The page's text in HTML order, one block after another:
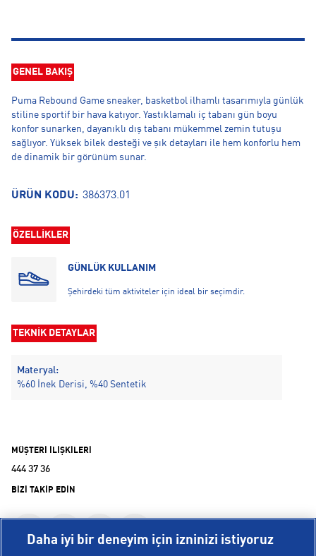
GENEL BAKIŞ
Puma Rebound Game sneaker, basketbol ilhamlı tasarımıyla günlük
stiline sportif bir hava katıyor. Yastıklamalı iç tabanı gün boyu
konfor sunarken, dayanıklı dış tabanı mükemmel zemin tutuşu
sağlıyor. Yüksek bilek desteği ve şık detayları ile hem konforlu hem
de dinamik bir görünüm sunar.
ÜRÜN KODU: 386373.01
ÖZELLİKLER
GÜNLÜK KULLANIM
Şehirdeki tüm aktiviteler için ideal bir seçimdir.
TEKNİK DETAYLAR
Materyal:
%60 İnek Derisi, %40 Sentetik
MÜŞTERİ İLİŞKİLERİ
444 37 36
BİZİ TAKİP EDİN
Daha iyi bir deneyim için izninizi istiyoruz